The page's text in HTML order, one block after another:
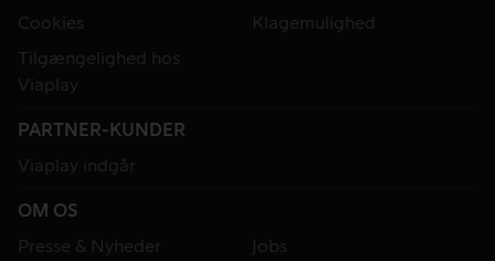
Cookies
Klagemulighed
Tilgængelighed hos
Viaplay
PARTNER-KUNDER
Viaplay indgår
OM OS
Presse & Nyheder
Jobs